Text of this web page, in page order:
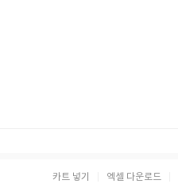
카트 넣기 엑셀 다운로드